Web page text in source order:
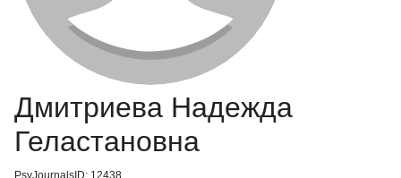
Дмитриева Надежда
Геластановна
PsyJournalsID: 12438